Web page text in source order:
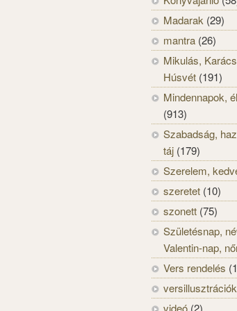
Madarak (29)
mantra (26)
Mikulás,
Húsvét (191)
Mindennapok,
(913)
Szabadság,
táj (179)
Szerelem,
szeretet (10)
szonett (75)
Születésnap,
Valentin-nap,
Vers rendelés
versillusztrációk
videó (2)